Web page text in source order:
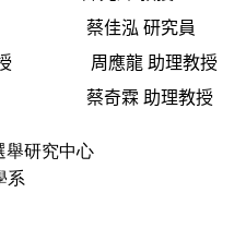
泓 研究員 蔡
應龍 助理教授 黃
奇霖 助理教授
舉研究中心
系